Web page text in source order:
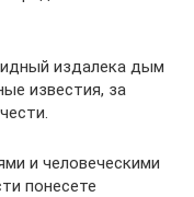
издалека дым
известия, за
и человеческими
понесете